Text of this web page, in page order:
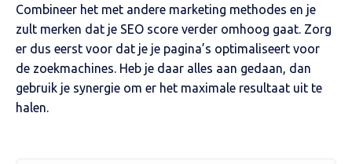
Combineer het met andere marketing methodes en je
zult merken dat je SEO score verder omhoog gaat. Zorg
er dus eerst voor dat je je pagina’s optimaliseert voor
de zoekmachines. Heb je daar alles aan gedaan, dan
gebruik je synergie om er het maximale resultaat uit te
halen.